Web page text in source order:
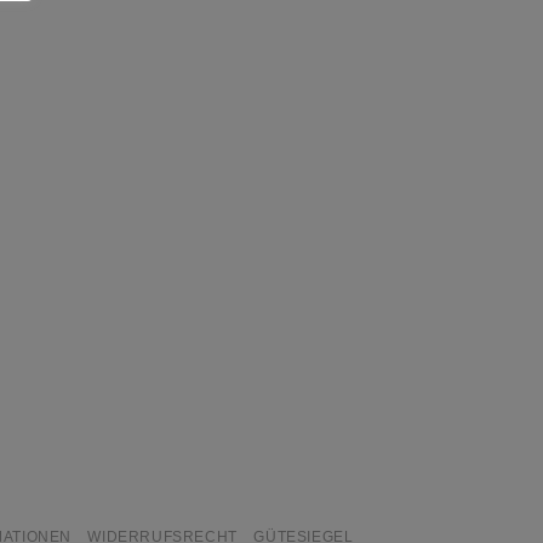
WIDERRUFSRECHT GÜTESIEGEL